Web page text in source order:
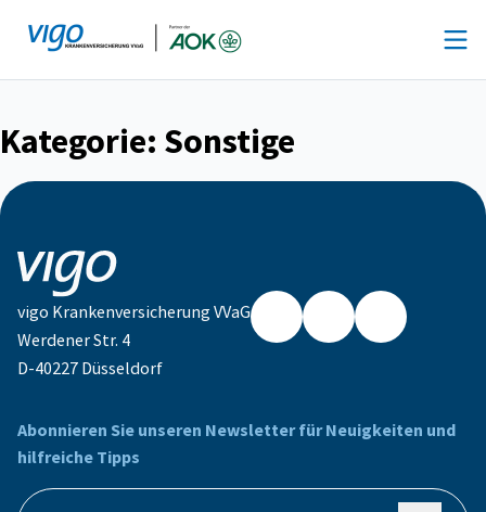
Inhalt
Kategorie: Sonstige
vigo Krankenversicherung VVaG
Werdener Str. 4
D-40227 Düsseldorf
Abonnieren Sie unseren Newsletter für Neuigkeiten und
hilfreiche Tipps